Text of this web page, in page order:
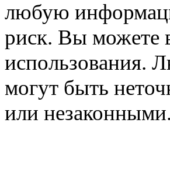
любую
риск. Вы можете
использования.
могут быть
или незаконными.